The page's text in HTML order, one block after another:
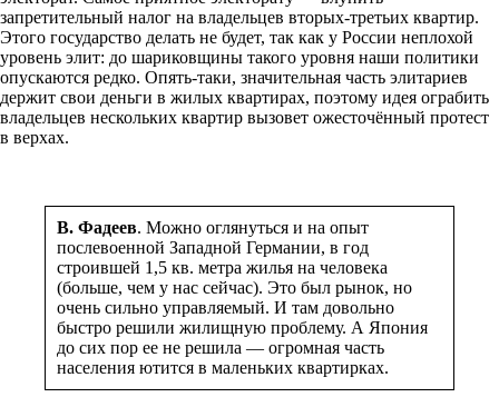
запретительный налог на владельцев вторых-третьих квартир.
Этого государство делать не будет, так как у России неплохой
уровень элит: до шариковщины такого уровня наши политики
опускаются редко. Опять-таки, значительная часть элитариев
держит свои деньги в жилых квартирах, поэтому идея ограбить
владельцев нескольких квартир вызовет ожесточённый протест
в верхах.
В. Фадеев. Можно оглянуться и на опыт
послевоенной Западной Германии, в год
строившей 1,5 кв. метра жилья на человека
(больше, чем у нас сейчас). Это был рынок, но
очень сильно управляемый. И там довольно
быстро решили жилищную проблему. А Япония
до сих пор ее не решила — огромная часть
населения ютится в маленьких квартирках.